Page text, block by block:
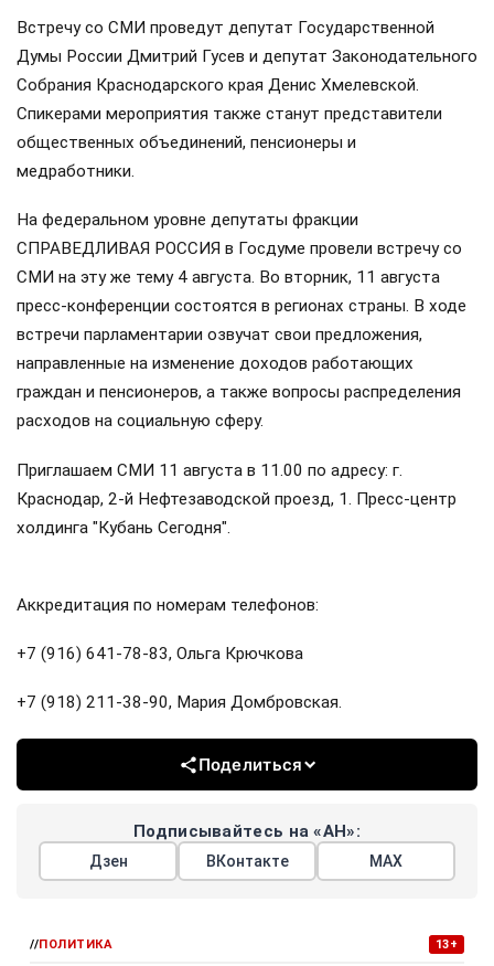
Встречу со СМИ проведут депутат Государственной
Думы России Дмитрий Гусев и депутат Законодательного
Собрания Краснодарского края Денис Хмелевской.
Спикерами мероприятия также станут представители
общественных объединений, пенсионеры и
медработники.
На федеральном уровне депутаты фракции
СПРАВЕДЛИВАЯ РОССИЯ в Госдуме провели встречу со
СМИ на эту же тему 4 августа. Во вторник, 11 августа
пресс-конференции состоятся в регионах страны. В ходе
встречи парламентарии озвучат свои предложения,
направленные на изменение доходов работающих
граждан и пенсионеров, а также вопросы распределения
расходов на социальную сферу.
Приглашаем СМИ 11 августа в 11.00 по адресу: г.
Краснодар, 2-й Нефтезаводской проезд, 1. Пресс-центр
холдинга "Кубань Сегодня".
Аккредитация по номерам телефонов:
+7 (916) 641-78-83, Ольга Крючкова
+7 (918) 211-38-90, Мария Домбровская.
Поделиться
Подписывайтесь на «АН»:
Дзен ВКонтакте МАХ
//ПОЛИТИКА 13+